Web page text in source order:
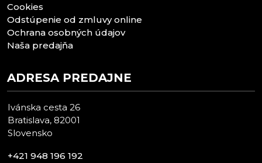
Cookies
Odstúpenie od zmluvy online
Ochrana osobných údajov
Naša predajňa
ADRESA PREDAJNE
Ivánska cesta 26
Bratislava, 82001
Slovensko
+421 948 196 192